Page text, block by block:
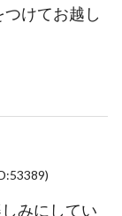
けてお越し
みにしてい